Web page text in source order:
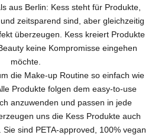
aus Berlin: Kess steht für Produkte,
zeitsparend sind, aber gleichzeitig
überzeugen. Kess kreiert Produkte
keine Kompromisse eingehen
möchte.
die Make-up Routine so einfach wie
Produkte folgen dem easy-to-use
anzuwenden und passen in jede
uns die Kess Produkte auch
sind PETA-approved, 100% vegan